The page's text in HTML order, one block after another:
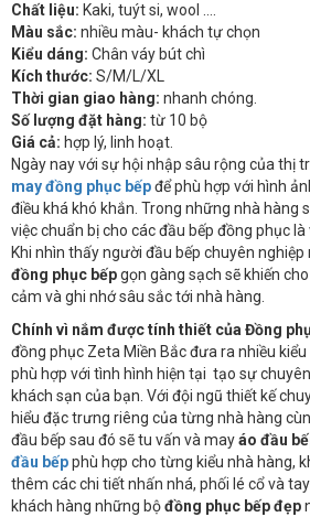
Chất liệu: Kaki, tuýt si, wool ….
Màu sắc: nhiều màu- khách tự chọn
Kiểu dáng: Chân váy bút chì
Kích thước: S/M/L/XL
Thời gian giao hàng: nhanh chóng.
Số lượng đặt hàng: từ 10 bộ
Giá cả: hợp lý, linh hoạt.
Ngày nay với sự hội nhập sâu rộng của thị
may đồng phục bếpđể phù hợp với hình
điều khá khó khắn. Trong những nhà hàng
việc chuẩn bị cho các đầu bếp đồng phục
Khi nhìn thấy người đầu bếp chuyên
đồng phục bếpgọn gàng sạch sẽ khiến
cảm và ghi nhớ sâu sắc tới nhà hàng.
Chính vì nắm đượctính thiết củaĐồng
đồng phục Zeta Miền Bắc đưa ra nhiều
phù hợp với tình hình hiện tại tạo sự
khách sạn của bạn. Với đội ngũ thiết kế
hiểu đặc trưng riêng của từng nhà hàng
đầu bếp sau đó sẽ tu vấn và mayáo đầu
đầu bếpphù hợp cho từng kiểu nhà hàng,
thêm các chi tiết nhấn nhá, phối lé cổ và
khách hàng những bộđồng phục bếp đẹp